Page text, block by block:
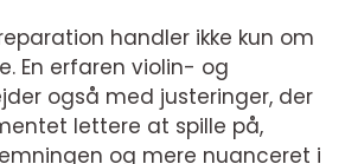
handler ikke kun om
En erfaren violin- og
også med justeringer, der
lettere at spille på,
og mere nuanceret i